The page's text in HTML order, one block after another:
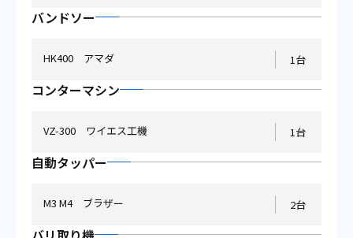
バンドソー
HK400 アマダ 1台
コンターマシン
VZ-300 ワイエス工機 1台
自動タッパー
M3 M4 ブラザー 2台